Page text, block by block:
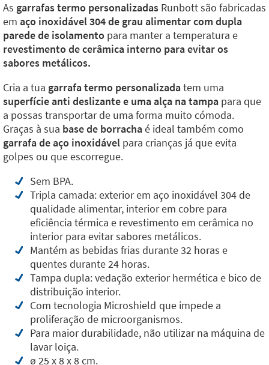
As garrafas termo personalizadas Runbott são fabricadas
em aço inoxidável 304 de grau alimentar com dupla
parede de isolamento para manter a temperatura e
revestimento de cerâmica interno para evitar os
sabores metálicos.
Cria a tua garrafa termo personalizadatem uma
superfície anti deslizante e uma alça na tampa para que
a possas transportar de uma forma muito cómoda.
Graças à sua base de borrachaé ideal também como
garrafa de aço inoxidável para crianças já que evita
golpes ou que escorregue.
Sem BPA.
Tripla camada: exterior em aço inoxidável 304 de
qualidade alimentar, interior em cobre para
eficiência térmica e revestimento em cerâmica no
interior para evitar sabores metálicos.
Mantém as bebidas frias durante 32 horas e
quentes durante 24 horas.
Tampa dupla: vedação exterior hermética e bico de
distribuição interior.
Com tecnologia Microshield que impede a
proliferação de microorganismos.
Para maior durabilidade, não utilizar na máquina de
lavar loiça.
ø 25 x 8 x 8 cm.